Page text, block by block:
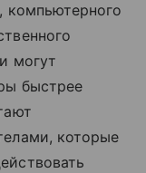
компьютерного
могут
быстрее
которые